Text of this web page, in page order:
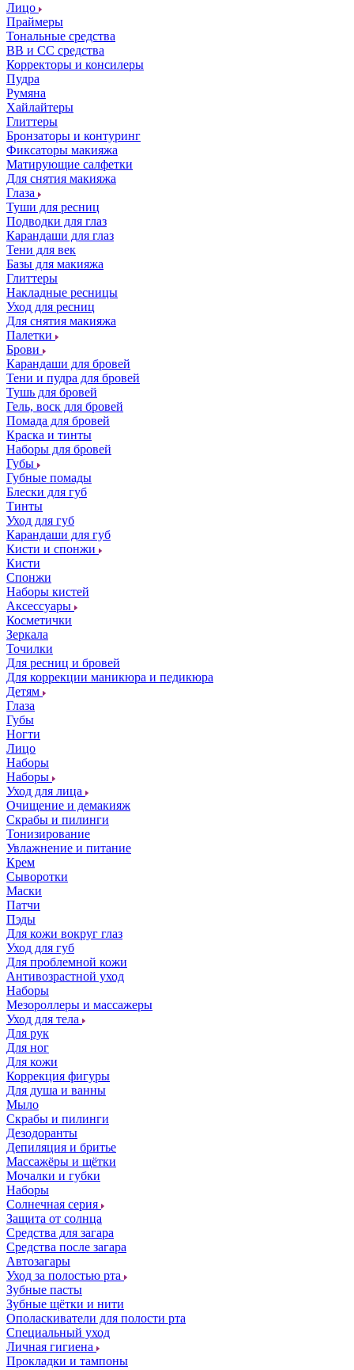
Лицо
Праймеры
Тональные средства
ВВ и СС средства
Корректоры и консилеры
Пудра
Румяна
Хайлайтеры
Глиттеры
Бронзаторы и контуринг
Фиксаторы макияжа
Матирующие салфетки
Для снятия макияжа
Глаза
Туши для ресниц
Подводки для глаз
Карандаши для глаз
Тени для век
Базы для макияжа
Глиттеры
Накладные ресницы
Уход для ресниц
Для снятия макияжа
Палетки
Брови
Карандаши для бровей
Тени и пудра для бровей
Тушь для бровей
Гель, воск для бровей
Помада для бровей
Краска и тинты
Наборы для бровей
Губы
Губные помады
Блески для губ
Тинты
Уход для губ
Карандаши для губ
Кисти и спонжи
Кисти
Спонжи
Наборы кистей
Аксессуары
Косметички
Зеркала
Точилки
Для ресниц и бровей
Для коррекции маникюра и педикюра
Детям
Глаза
Губы
Ногти
Лицо
Наборы
Наборы
Уход для лица
Очищение и демакияж
Скрабы и пилинги
Тонизирование
Увлажнение и питание
Крем
Сыворотки
Маски
Патчи
Пэды
Для кожи вокруг глаз
Уход для губ
Для проблемной кожи
Антивозрастной уход
Наборы
Мезороллеры и массажеры
Уход для тела
Для рук
Для ног
Для кожи
Коррекция фигуры
Для душа и ванны
Мыло
Скрабы и пилинги
Дезодоранты
Депиляция и бритье
Массажёры и щётки
Мочалки и губки
Наборы
Солнечная серия
Защита от солнца
Средства для загара
Средства после загара
Автозагары
Уход за полостью рта
Зубные пасты
Зубные щётки и нити
Ополаскиватели для полости рта
Специальный уход
Личная гигиена
Прокладки и тампоны